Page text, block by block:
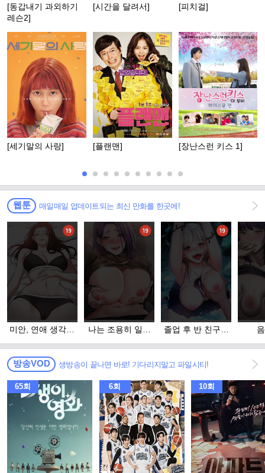
[동갑내기 과외하기
레슨2]
[시간을 달려서] [피치걸]
[세기말의 사랑] [플랜맨] [장난스런 키스 1]
웹툰 매일매일 업데이트되는 최신 만화를 한곳에!
미안, 연애 생각은
나는 조용히 일하
졸업 후 반 친구들
방송VOD 생방송이 끝나면 바로! 기다리지말고 파일시티!
65회 6회 10회